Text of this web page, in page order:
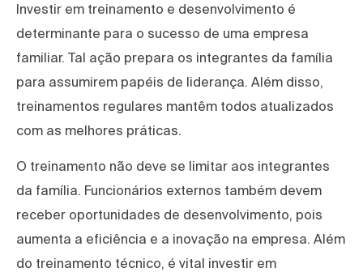
Investir em treinamento e desenvolvimento é
determinante para o sucesso de uma empresa
familiar. Tal ação prepara os integrantes da família
para assumirem papéis de liderança. Além disso,
treinamentos regulares mantêm todos atualizados
com as melhores práticas.
O treinamento não deve se limitar aos integrantes
da família. Funcionários externos também devem
receber oportunidades de desenvolvimento, pois
aumenta a eficiência e a inovação na empresa. Além
do treinamento técnico, é vital investir em